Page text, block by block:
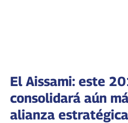
El Aissami: este
consolidará aún
alianza